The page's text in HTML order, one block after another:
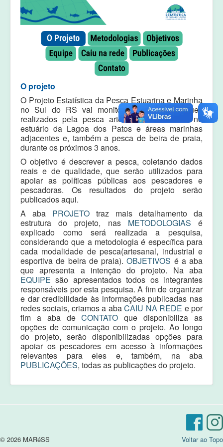
Equipe
Laudos e pareceres
O projeto
O Projeto Estatística da Pesca Estuarina e Marinha
no Sul do RS vai monitorar os desembarques
realizados pela pesca artesanal e industrial no
estuário da Lagoa dos Patos e áreas marinhas
adjacentes e, também a pesca de beira de praia,
durante os próximos 3 anos.
O objetivo é descrever a pesca, coletando dados
reais e de qualidade, que serão utilizados para
apoiar as políticas públicas aos pescadores e
pescadoras. Os resultados do projeto serão
publicados aqui.
A aba PROJETO traz mais detalhamento da
estrutura do projeto, nas METODOLOGIASé
explicado como será realizada a pesquisa,
considerando que a metodologia é específica para
cada modalidade de pesca(artesanal, industrial e
esportiva de beira de praia).OBJETIVOS é a aba
que apresenta a intenção do projeto. Na aba
EQUIPEsão apresentados todos os integrantes
responsáveis por esta pesquisa. A fim de organizar
e dar credibilidade às informações publicadas nas
redes sociais, criamos a abaCAIU NA REDE e por
fim a aba deCONTATOque disponibiliza as
opções de comunicação com o projeto. Ao longo
do projeto, serão disponibilizadas opções para
apoiar os pescadores em acesso à informações
relevantes para eles e, também, na aba
PUBLICAÇÕES, todas as publicações do projeto.
Voltar ao Topo
© 2026 MARéSS